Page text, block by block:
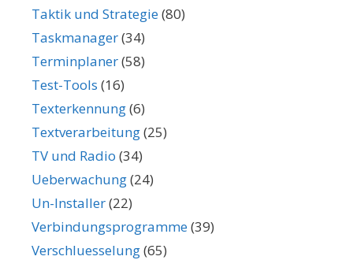
Taktik und Strategie(80)
Taskmanager(34)
Terminplaner(58)
Test-Tools (16)
Texterkennung(6)
Textverarbeitung(25)
TV und Radio (34)
Ueberwachung(24)
Un-Installer(22)
Verbindungsprogramme(39)
Verschluesselung(65)